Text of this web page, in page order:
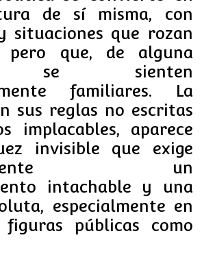
de sí misma, con
situaciones que rozan
pero que, de alguna
se sienten
familiares. La
sus reglas no escritas
implacables, aparece
invisible que exige
un
intachable y una
especialmente en
públicas como